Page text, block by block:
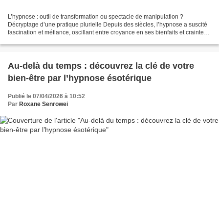
L’hypnose : outil de transformation ou spectacle de manipulation ?
Décryptage d’une pratique plurielle Depuis des siècles, l’hypnose a suscité
fascination et méfiance, oscillant entre croyance en ses bienfaits et crainte
Au-delà du temps : découvrez la clé de votre
bien-être par l’hypnose ésotérique
Publié le 07/04/2026 à 10:52
Par Roxane Senrowei